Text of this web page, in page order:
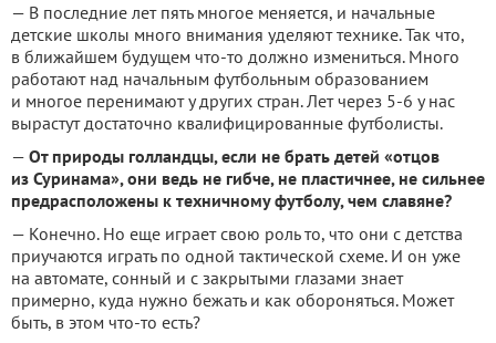
— В последние лет пять многое меняется, и начальные
детские школы много внимания уделяют технике. Так что,
в ближайшем будущем что-то должно измениться. Много
работают над начальным футбольным образованием
и многое перенимают у других стран. Лет через 5-6 у нас
вырастут достаточно квалифицированные футболисты.
— От природы голландцы, если не брать детей «отцов
из Суринама», они ведь не гибче, не пластичнее, не сильнее
предрасположены к техничному футболу, чем славяне?
— Конечно. Но еще играет свою роль то, что они с детства
приучаются играть по одной тактической схеме. И он уже
на автомате, сонный и с закрытыми глазами знает
примерно, куда нужно бежать и как обороняться. Может
быть, в этом что-то есть?